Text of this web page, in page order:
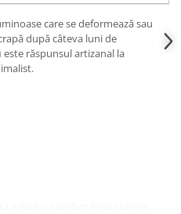
care se deformează sau
după câteva luni de
este răspunsul artizanal la